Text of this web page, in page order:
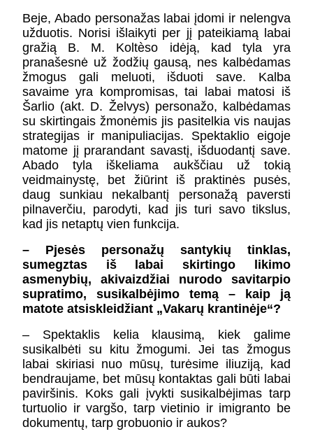
Beje, Abado personažas labai įdomi ir nelengva
užduotis. Norisi išlaikyti per jį pateikiamą labai
gražią B. M. Koltèso idėją, kad tyla yra
pranašesnė už žodžių gausą, nes kalbėdamas
žmogus gali meluoti, išduoti save. Kalba
savaime yra kompromisas, tai labai matosi iš
Šarlio (akt. D. Želvys) personažo, kalbėdamas
su skirtingais žmonėmis jis pasitelkia vis naujas
strategijas ir manipuliacijas. Spektaklio eigoje
matome jį prarandant savastį, išduodantį save.
Abado tyla iškeliama aukščiau už tokią
veidmainystę, bet žiūrint iš praktinės pusės,
daug sunkiau nekalbantį personažą paversti
pilnaverčiu, parodyti, kad jis turi savo tikslus,
kad jis netaptų vien funkcija.
– Pjesės personažų santykių tinklas,
sumegztas iš labai skirtingo likimo
asmenybių, akivaizdžiai nurodo savitarpio
supratimo, susikalbėjimo temą – kaip ją
matote atsiskleidžiant „Vakarų krantinėje“?
– Spektaklis kelia klausimą, kiek galime
susikalbėti su kitu žmogumi. Jei tas žmogus
labai skiriasi nuo mūsų, turėsime iliuziją, kad
bendraujame, bet mūsų kontaktas gali būti labai
paviršinis. Koks gali įvykti susikalbėjimas tarp
turtuolio ir vargšo, tarp vietinio ir imigranto be
dokumentų, tarp grobuonio ir aukos?